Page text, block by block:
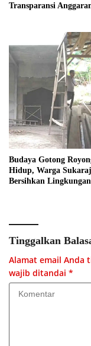
Transparansi
Budaya Gotong
Hidup, Warga
Bersihkan
Tinggalkan
Alamat email Anda
wajib ditandai *